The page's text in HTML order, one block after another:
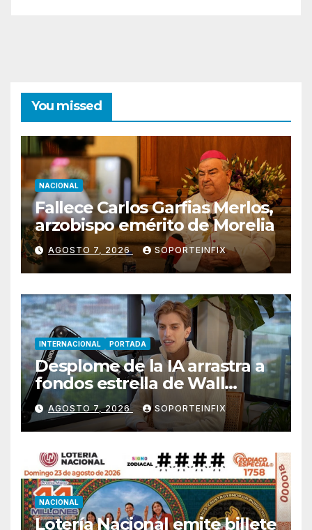
You missed
NACIONAL
Fallece Carlos Garfias Merlos,
arzobispo emérito de Morelia
AGOSTO 7, 2026 SOPORTEINFIX
INTERNACIONAL PORTADA
Desplome de la IA arrastra a
fondos estrella de Wall
Street
AGOSTO 7, 2026 SOPORTEINFIX
NACIONAL
Lotería Nacional emite billete